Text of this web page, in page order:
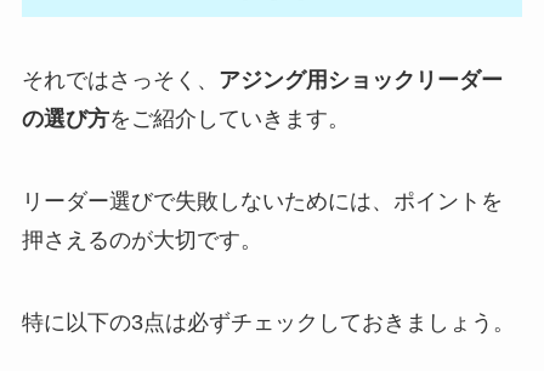
それではさっそく、 アジング用ショックリーダー
の選び方をご紹介していきます。
リーダー選びで失敗しないためには、ポイントを
押さえるのが大切です。
特に以下の3点は必ずチェックしておきましょう。